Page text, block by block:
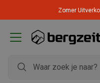
Zomer